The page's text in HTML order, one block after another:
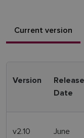
Current version
Version
Release
Date
v2.10
June